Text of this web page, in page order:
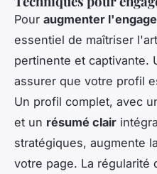
Pour augmenter
essentiel de maîtriser
pertinente et captivante.
assurer que votre profil
Un profil complet, avec
et un résumé clair
stratégiques, augmente la
votre page. La régularité